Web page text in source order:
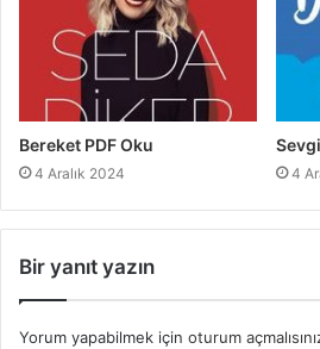
Bereket PDF Oku
4 Aralık 2024 4
Bir yanıt yazın
Yorum yapabilmek için oturum